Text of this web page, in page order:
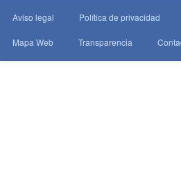
Aviso legal Política de privacidad
Mapa Web Transparencia